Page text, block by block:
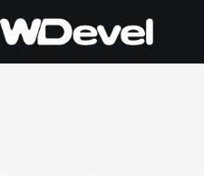
para
o